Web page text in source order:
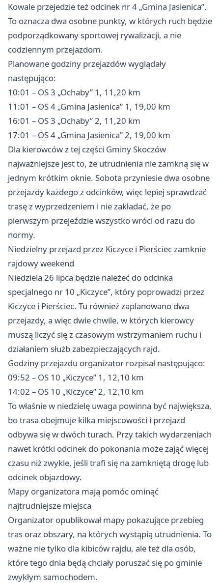
Kowale przejedzie też odcinek nr 4 „Gmina Jasienica”.
To oznacza dwa osobne punkty, w których ruch będzie
podporządkowany sportowej rywalizacji, a nie
codziennym przejazdom.
Planowane godziny przejazdów wyglądały
następująco:
10:01 – OS 3 „Ochaby” 1, 11,20 km
11:01 – OS 4 „Gmina Jasienica” 1, 19,00 km
16:01 – OS 3 „Ochaby” 2, 11,20 km
17:01 – OS 4 „Gmina Jasienica” 2, 19,00 km
Dla kierowców z tej części Gminy Skoczów
najważniejsze jest to, że utrudnienia nie zamkną się w
jednym krótkim oknie. Sobota przyniesie dwa osobne
przejazdy każdego z odcinków, więc lepiej sprawdzać
trasę z wyprzedzeniem i nie zakładać, że po
pierwszym przejeździe wszystko wróci od razu do
normy.
Niedzielny przejazd przez Kiczyce i Pierściec zamknie
rajdowy weekend
Niedziela 26 lipca będzie należeć do odcinka
specjalnego nr 10 „Kiczyce”, który poprowadzi przez
Kiczyce i Pierściec. Tu również zaplanowano dwa
przejazdy, a więc dwie chwile, w których kierowcy
muszą liczyć się z czasowym wstrzymaniem ruchu i
działaniem służb zabezpieczających rajd.
Godziny przejazdu organizator rozpisał następująco:
09:52 – OS 10 „Kiczyce” 1, 12,10 km
14:02 – OS 10 „Kiczyce” 2, 12,10 km
To właśnie w niedzielę uwaga powinna być największa,
bo trasa obejmuje kilka miejscowości i przejazd
odbywa się w dwóch turach. Przy takich wydarzeniach
nawet krótki odcinek do pokonania może zająć więcej
czasu niż zwykle, jeśli trafi się na zamkniętą drogę lub
odcinek objazdowy.
Mapy organizatora mają pomóc ominąć
najtrudniejsze miejsca
Organizator opublikował mapy pokazujące przebieg
tras oraz obszary, na których wystąpią utrudnienia. To
ważne nie tylko dla kibiców rajdu, ale też dla osób,
które tego dnia będą chciały poruszać się po gminie
zwykłym samochodem.